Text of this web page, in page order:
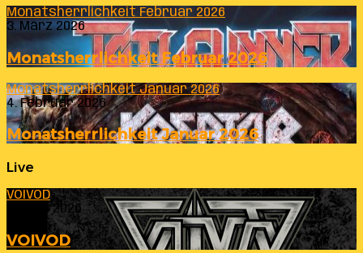
Monatsherrlichkeit Februar 2026
3. März 2026
Monatsherrlichkeit Februar 2026
Monatsherrlichkeit Januar 2026
4. Februar 2026
Monatsherrlichkeit Januar 2026
Live
VOIVOD
23. Juli 2026
VOIVOD